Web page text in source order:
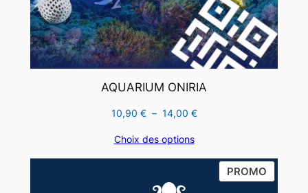
AQUARIUM ONIRIA
10,90 € – 14,00 €Plage
10,90 €
Choix des options
PROMO
EN